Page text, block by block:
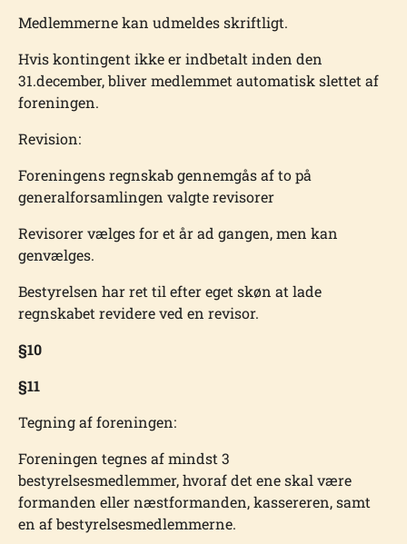
Medlemmerne kan udmeldes skriftligt.
Hvis kontingent ikke er indbetalt inden den
31.december, bliver medlemmet automatisk slettet af
foreningen.
Revision:
Foreningens regnskab gennemgås af to på
generalforsamlingen valgte revisorer
Revisorer vælges for et år ad gangen, men kan
genvælges.
Bestyrelsen har ret til efter eget skøn at lade
regnskabet revidere ved en revisor.
§10
§11
Tegning af foreningen:
Foreningen tegnes af mindst 3
bestyrelsesmedlemmer, hvoraf det ene skal være
formanden eller næstformanden, kassereren, samt
en af bestyrelsesmedlemmerne.